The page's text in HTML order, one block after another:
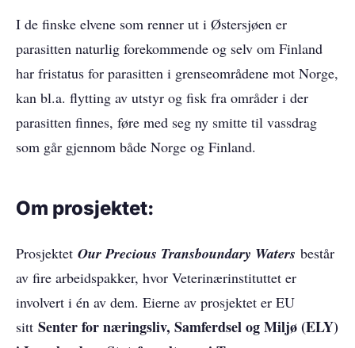
I de finske elvene som renner ut i Østersjøen er
parasitten naturlig forekommende og selv om Finland
har fristatus for parasitten i grenseområdene mot Norge,
kan bl.a. flytting av utstyr og fisk fra områder i der
parasitten finnes, føre med seg ny smitte til vassdrag
som går gjennom både Norge og Finland.
Om prosjektet:
Prosjektet Our Precious Transboundary Waters består
av fire arbeidspakker, hvor Veterinærinstituttet er
involvert i én av dem. Eierne av prosjektet er EU
sitt Senter for næringsliv, Samferdsel og Miljø (ELY)